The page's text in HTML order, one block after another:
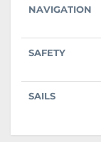
NAVIGATION
SAFETY
SAILS